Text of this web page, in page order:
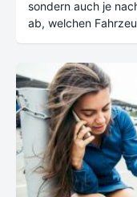
sondern auch je
ab, welchen